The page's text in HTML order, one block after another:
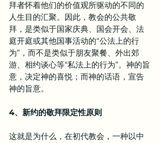
拜者怀着他们的价值观所驱动的不同的
人生目的汇聚。因此，教会的公共敬
拜，是类似于国家庆典、国会开会、法
庭开庭或其他国事活动的“公法上的行
为”，而不是类似于朋友聚餐、外出郊
游、相约谈心等“私法上的行为”。神的旨
意，决定神的喜悦；而神的话语，宣告
神的旨意。
4、新约的敬拜限定性原则
这就是为什么，在初代教会，一种以中